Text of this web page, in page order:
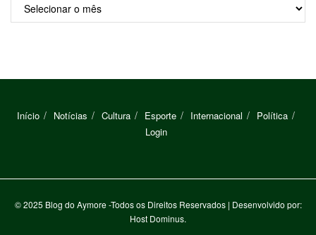
Início Notícias Cultura Esporte Internacional
Política
Login
© 2025 Blog do Aymore-Todos os Direitos Reservados | Desenvolvido por:
Host Dominus.